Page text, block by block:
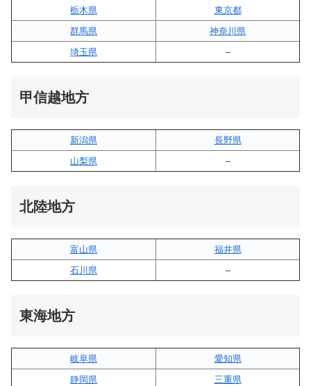
栃木県
東京都
群馬県
神奈川県
埼玉県
–
甲信越地方
新潟県
長野県
山梨県
–
北陸地方
富山県
福井県
石川県
–
東海地方
岐阜県
愛知県
静岡県
三重県